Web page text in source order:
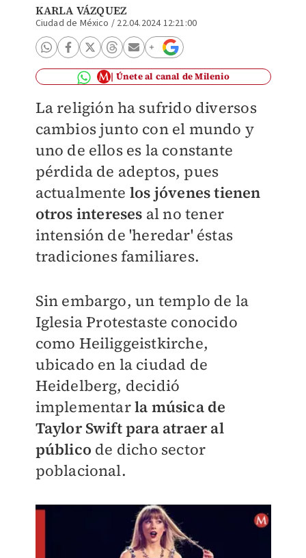
KARLA VÁZQUEZ
Ciudad de México / 22.04.2024 12:21:00
Únete al canal de Milenio
La religión ha sufrido diversos
cambios junto con el mundo y
uno de ellos es la constante
pérdida de adeptos, pues
actualmente los jóvenes tienen
otros intereses al no tener
intensión de 'heredar' éstas
tradiciones familiares.
Sin embargo, un templo de la
Iglesia Protestaste conocido
como Heiliggeistkirche,
ubicado en la ciudad de
Heidelberg, decidió
implementarla música de
Taylor Swift para atraer al
público de dicho sector
poblacional.